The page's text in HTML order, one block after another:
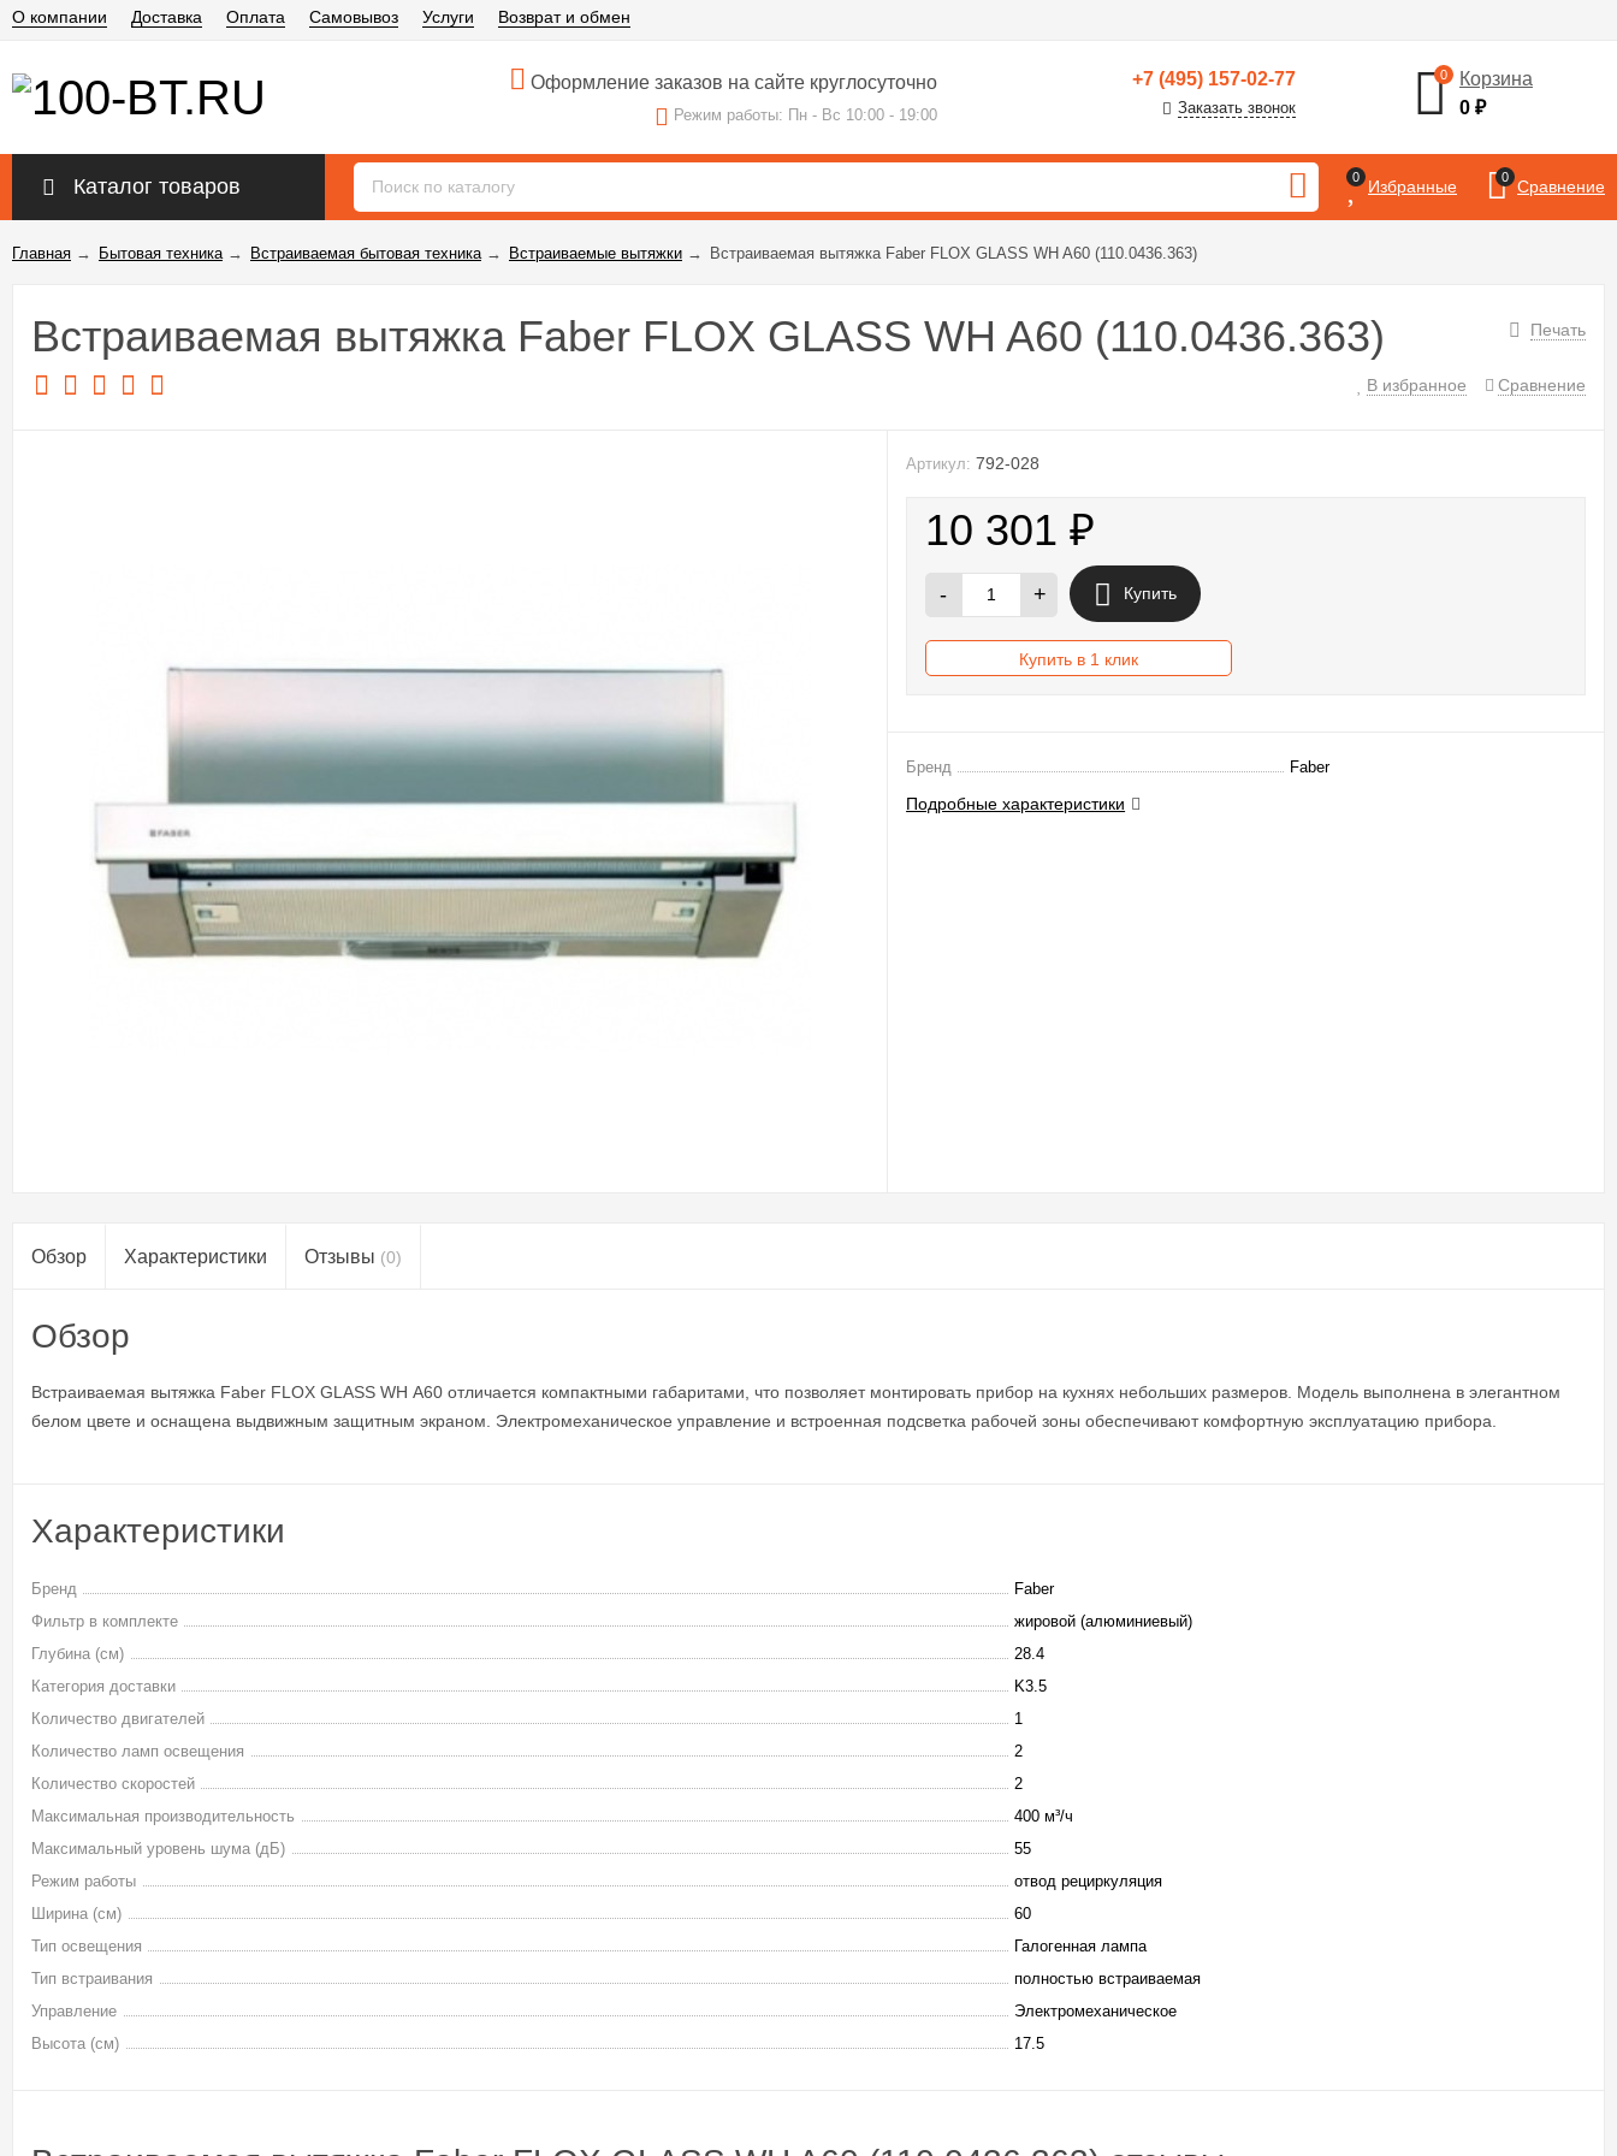
О компании Доставка Оплата Самовывоз Услуги Возврат и обмен
Оформление заказов на сайте круглосуточно
Режим работы: Пн - Вс 10:00 - 19:00
+7 (495) 157-02-77
Заказать звонок
0
Корзина
0₽
Каталог товаров 0 Избранные 0 Сравнение
Главная → Бытовая техника→ Встраиваемая бытовая техника→ Встраиваемые вытяжки → Встраиваемая вытяжка Faber FLOX GLASS WH A60 (110.0436.363)
Печать
Встраиваемая вытяжка Faber FLOX GLASS WH A60 (110.0436.363)
В избранное Сравнение
Артикул: 792-028
10 301₽
- + Купить
Купить в 1 клик
Бренд Faber
Подробные характеристики
Обзор Характеристики Отзывы (0)
Обзор
Встраиваемая вытяжка Faber FLOX GLASS WH A60 отличается компактными габаритами, что позволяет монтировать прибор на кухнях небольших размеров. Модель выполнена в элегантном
белом цвете и оснащена выдвижным защитным экраном. Электромеханическое управление и встроенная подсветка рабочей зоны обеспечивают комфортную эксплуатацию прибора.
Характеристики
Бренд
Faber
Фильтр в комплекте
жировой (алюминиевый)
Глубина (см)
28.4
Категория доставки
K3.5
Количество двигателей
1
Количество ламп освещения
2
Количество скоростей
2
Максимальная производительность
400 м³/ч
Максимальный уровень шума (дБ)
55
Режим работы
отвод рециркуляция
Ширина (см)
60
Тип освещения
Галогенная лампа
Тип встраивания
полностью встраиваемая
Управление
Электромеханическое
Высота (см)
17.5